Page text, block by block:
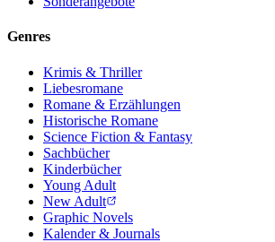
Genres
Krimis & Thriller
Liebesromane
Romane & Erzählungen
Historische Romane
Science Fiction & Fantasy
Sachbücher
Kinderbücher
Young Adult
New Adult
Graphic Novels
Kalender & Journals